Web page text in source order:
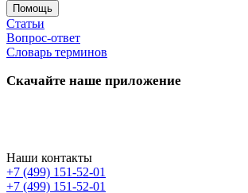
Помощь
Статьи
Вопрос-ответ
Словарь терминов
Скачайте наше приложение
Наши контакты
+7 (499) 151-52-01
+7 (499) 151-52-01